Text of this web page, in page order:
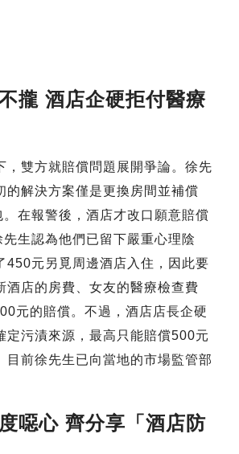
攏 酒店企硬拒付醫療
，雙方就賠償問題展開爭論。徐先
的解決方案僅是更換房間並補償
在報警後，酒店才改口願意賠償
生認為他們已留下嚴重心理陰
450元另覓周邊酒店入住，因此要
酒店的房費、女友的醫療檢查費
元的賠償。不過，酒店店長企硬
定污漬來源，最高只能賠償500元
目前徐先生已向當地的市場監管部
噁心 齊分享「酒店防